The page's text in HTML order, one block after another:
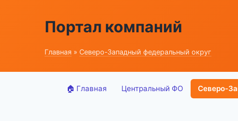
Портал компаний
Главная » Северо-Западный федеральный округ
🏠 Главная Центральный ФО Северо-